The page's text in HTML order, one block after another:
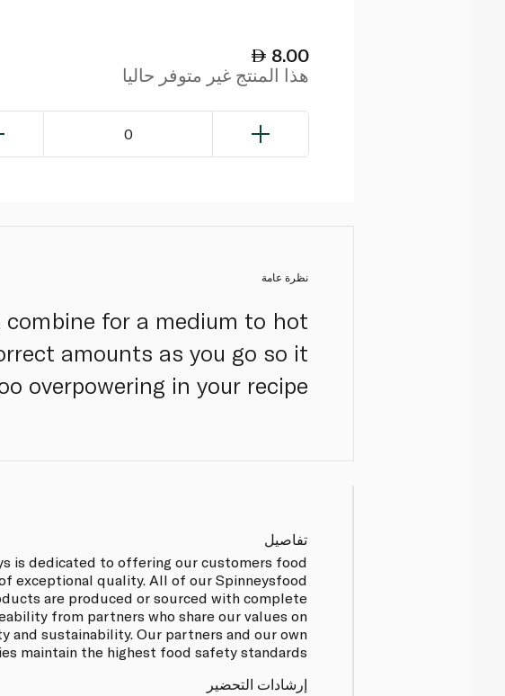
8.00
هذا المنتج غير متوفر حاليا
0
نظرة عامة
for a medium to hot
amounts as you go so it
overpowering in your recipe.
تفاصيل
is dedicated to offering our customers food
exceptional quality. All of our Spinneysfood
are produced or sourced with complete
from partners who share our values on
and sustainability. Our partners and our own
maintain the highest food safety standards.
إرشادات التحضير